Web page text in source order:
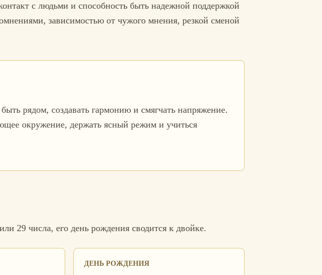
с людьми и способность быть надежной поддержкой
зависимостью от чужого мнения, резкой сменой
рядом, создавать гармонию и смягчать напряжение.
окружение, держать ясный режим и учиться
29 числа, его день рождения сводится к двойке.
ДЕНЬ РОЖДЕНИЯ